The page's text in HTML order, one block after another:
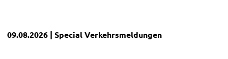
09.08.2026 | SpecialVerkehrsmeldungen